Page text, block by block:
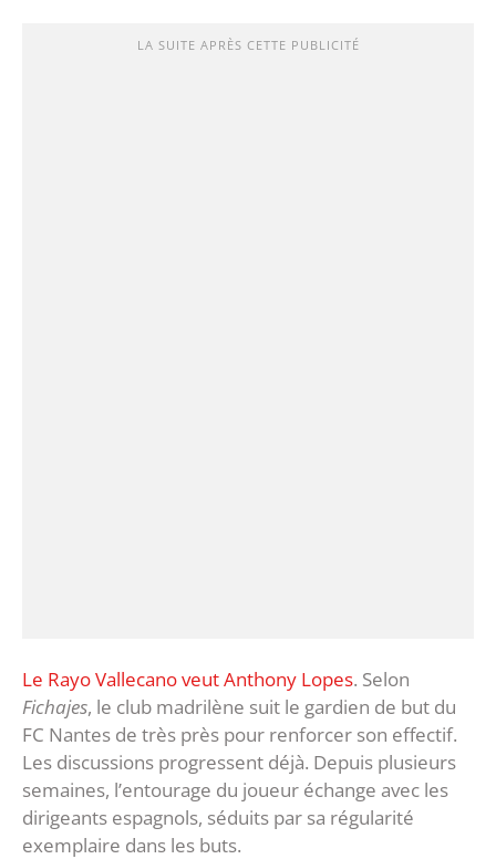
LA SUITE APRÈS CETTE PUBLICITÉ
Le Rayo Vallecano veut Anthony Lopes. Selon
Fichajes, le club madrilène suit le gardien de but du
FC Nantes de très près pour renforcer son effectif.
Les discussions progressent déjà. Depuis plusieurs
semaines, l’entourage du joueur échange avec les
dirigeants espagnols, séduits par sa régularité
exemplaire dans les buts.